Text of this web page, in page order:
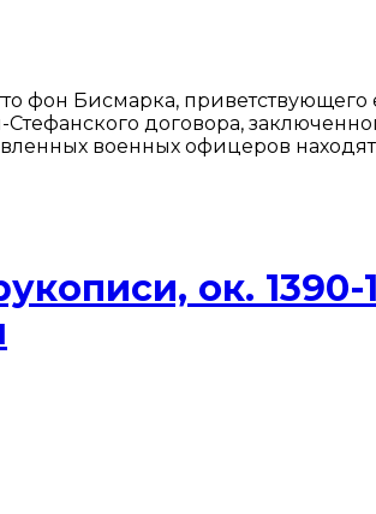
фон Бисмарка,
договора,
военных офицеров
ок. 1390-